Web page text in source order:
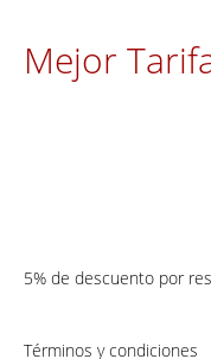
Mejor
5% de descuento por
Términos y condiciones